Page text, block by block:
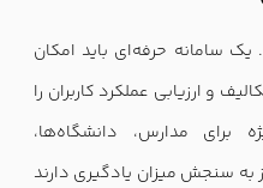
سامانه حرفه‌ای باید امکان
و ارزیابی عملکرد کاربران را
برای مدارس، دانشگاه‌ها،
به سنجش میزان یادگیری دارند